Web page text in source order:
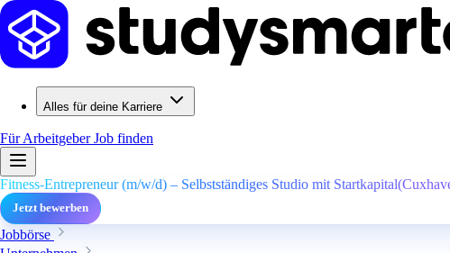
Alles für deine Karriere
Für ArbeitgeberJob finden
Fitness-Entrepreneur (m/w/d) – Selbstständiges Studio mit
Jetzt bewerben
Jobbörse